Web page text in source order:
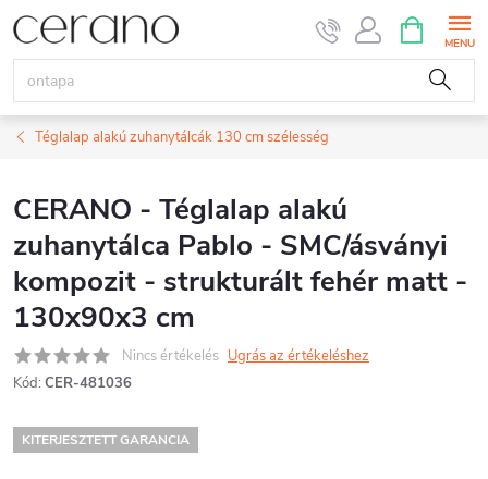
Ugrás
tartalomhoz
KOSÁR
Téglalap alakú zuhanytálcák 130 cm szélesség
CERANO - Téglalap alakú
zuhanytálca Pablo - SMC/ásványi
kompozit - strukturált fehér matt -
130x90x3 cm
Nincs értékelés Ugrás az értékeléshez
Kód: CER-481036
KITERJESZTETT GARANCIA